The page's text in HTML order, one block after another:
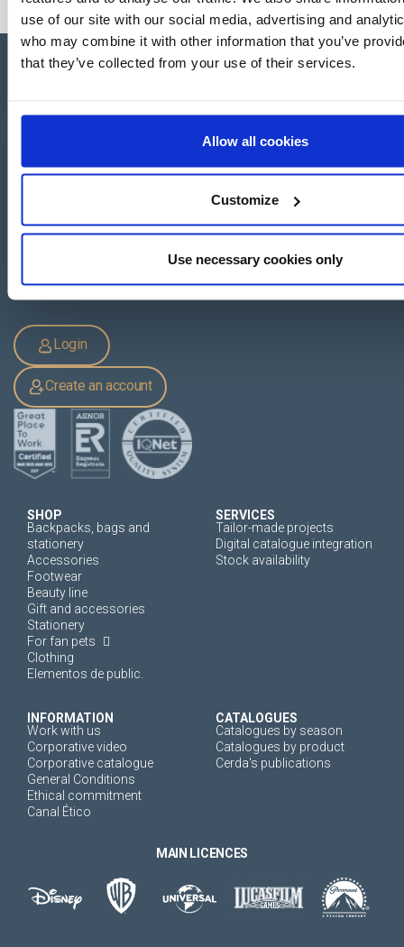
use of our site with our social media, advertising and
who may combine it with other information that you’ve
that they’ve collected from your use of their services.
Allow all cookies
Customize
Use necessary cookies only
Artesans 1 - 46850 L'Olleria
+39 0694 806 334
Login
Create an account
SHOP
Backpacks, bags and
stationery
Accessories
Footwear
Beauty line
Gift and accessories
Stationery
For fan pets
Clothing
Elementos de public.
SERVICES
Tailor-made projects
Digital catalogue integration
Stock availability
INFORMATION
Work with us
Corporative video
Corporative catalogue
General Conditions
Ethical commitment
Canal Ético
CATALOGUES
Catalogues by season
Catalogues by product
Cerda's publications
MAIN LICENCES